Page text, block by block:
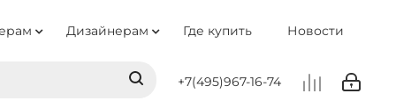
Дизайнерам Где купить Новости
+7(495)967-16-74